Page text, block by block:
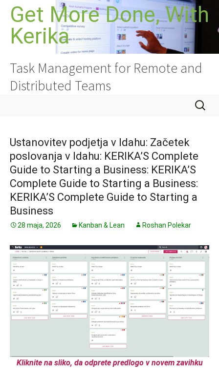
Preskoči
vsebino
Get More Done, With
Kerika
Task Management for Remote and
Distributed Teams
Išči:
Ustanovitev podjetja v Idahu: Začetek
poslovanja v Idahu: KERIKA’S Complete
Guide to Starting a Business: KERIKA’S
Complete Guide to Starting a Business:
KERIKA’S Complete Guide to Starting a
Business
28 maja, 2026 Kanban & Lean Roshan Polekar
Kliknite na sliko, da odprete predlogo v novem zavihku